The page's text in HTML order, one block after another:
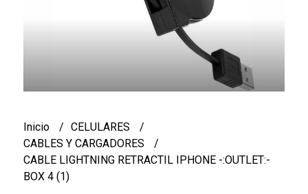
Inicio
CELULARES
CABLES Y CARGADORES
CABLE LIGHTNING RETRACTIL IPHONE -:OUTLET:-
BOX 4 (1)